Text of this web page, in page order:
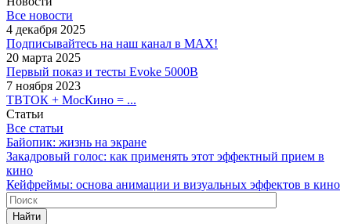
Все новости
4 декабря 2025
Подписывайтесь на наш канал в MAX!
20 марта 2025
Первый показ и тесты Evoke 5000B
7 ноября 2023
ТВТОК + МосКино = ...
Статьи
Все статьи
Байопик: жизнь на экране
Закадровый голос: как применять этот эффектный прием в
кино
Кейфреймы: основа анимации и визуальных эффектов в кино
Найти